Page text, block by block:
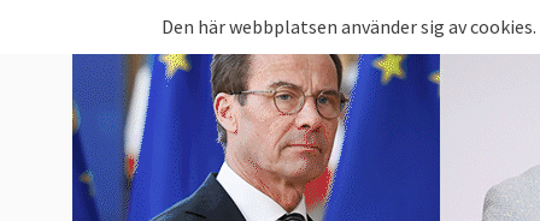
Den här webbplatsen använder sig av cookies.